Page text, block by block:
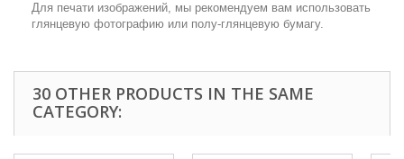
Для печати изображений, мы рекомендуем вам использовать
глянцевую фотографию или полу-глянцевую бумагу.
30 OTHER PRODUCTS IN THE SAME
CATEGORY: